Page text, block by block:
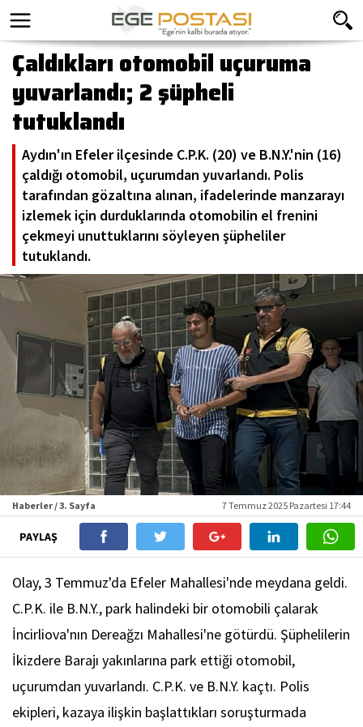
Çaldıkları otomobil uçuruma
yuvarlandı; 2 şüpheli
tutuklandı
Aydın'ın Efeler ilçesinde C.P.K. (20) ve B.N.Y.'nin (16)
çaldığı otomobil, uçurumdan yuvarlandı. Polis
tarafından gözaltına alınan, ifadelerinde manzarayı
izlemek için durduklarında otomobilin el frenini
çekmeyi unuttuklarını söyleyen şüpheliler
tutuklandı.
Haberler / 3. Sayfa 7 Temmuz 2025 Pazartesi 17:44
PAYLAŞ
Olay, 3 Temmuz'da Efeler Mahallesi'nde meydana geldi.
C.P.K. ile B.N.Y., park halindeki bir otomobili çalarak
İncirliova'nın Dereağzı Mahallesi'ne götürdü. Şüphelilerin
İkizdere Barajı yakınlarına park ettiği otomobil,
uçurumdan yuvarlandı. C.P.K. ve B.N.Y. kaçtı. Polis
ekipleri, kazaya ilişkin başlattıkları soruşturmada